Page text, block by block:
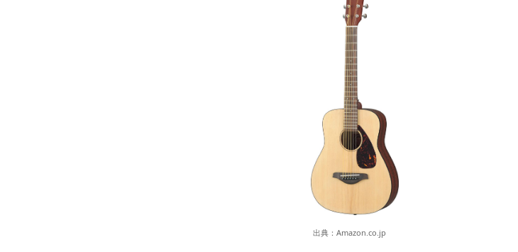
出典： Amazon.co.jp